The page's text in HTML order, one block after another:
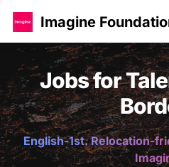
Imagine
Jobs for
English-1st. Relocation-